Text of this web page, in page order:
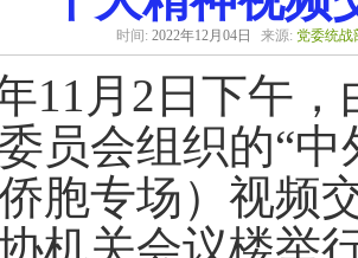
时间: 2022年12月04日 来源: 党委统战
11月2日下午
员会组织的“中
侨胞专场）视频